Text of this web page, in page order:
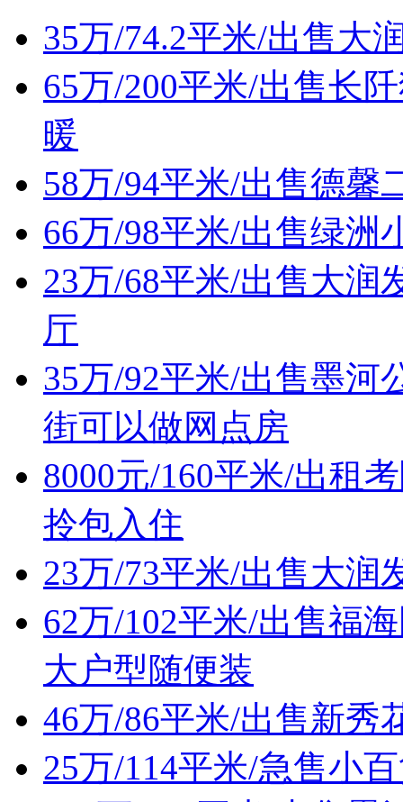
35万/74.2平米/出售大
65万/200平米/出售长
暖
58万/94平米/出售德馨
66万/98平米/出售绿洲
23万/68平米/出售大润
厅
35万/92平米/出售墨河
街可以做网点房
8000元/160平米/出租
拎包入住
23万/73平米/出售大润
62万/102平米/出售福
大户型随便装
46万/86平米/出售新秀
25万/114平米/急售小